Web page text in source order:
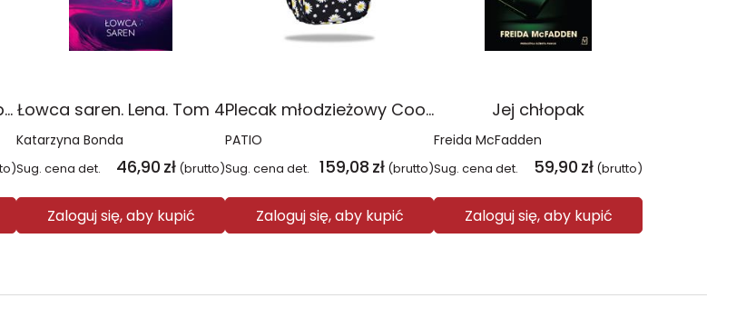
Religia Poznaję Jezusa podręcznik dla klasy 3 szkoły podstawowej Łowca saren. Lena. Tom 4
Katarzyna Bonda
Sug. cena det. 46,90 zł (brutto)
Zaloguj się, aby kupić
Plecak młodzieżowy Coolpack Jerry Daisy Black
PATIO
Sug. cena det. 159,08 zł (brutto)
Zaloguj się, aby kupić
Jej chłopak
Freida McFadden
Sug. cena det. 59,90 zł (brutto)
Zaloguj się, aby kupić